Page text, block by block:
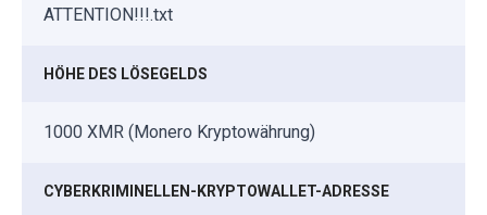
ATTENTION!!!.txt
HÖHE DES LÖSEGELDS
1000 XMR (Monero Kryptowährung)
CYBERKRIMINELLEN-KRYPTOWALLET-ADRESSE